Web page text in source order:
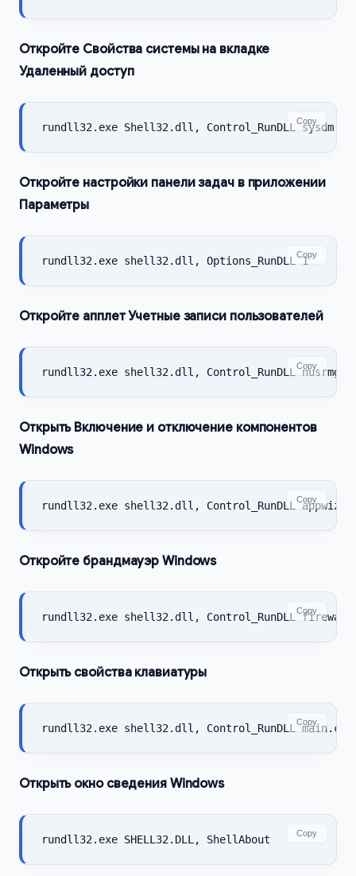
Откройте Свойства системы на вкладке
Удаленный доступ
rundll32.exe Shell32.dll, Control_RunDLLCopy
Откройте настройки панели задач в приложении
Параметры
rundll32.exe shell32.dll, Options_RunDLL 1Copy
Откройте апплет Учетные записи пользователей
rundll32.exe shell32.dll, Control_RunDLLCopy
Открыть Включение и отключение компонентов
Windows
rundll32.exe shell32.dll, Control_RunDLLCopy
Откройте брандмауэр Windows
rundll32.exe shell32.dll, Control_RunDLLCopy
Открыть свойства клавиатуры
rundll32.exe shell32.dll, Control_RunDLL main.cpl
Copy
Открыть окно сведения Windows
rundll32.exe SHELL32.DLL, ShellAbout Copy